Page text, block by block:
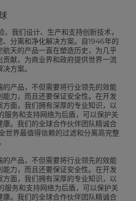
我们设计、生产和支持创新技术，
分离和净化解决方案。自1946年的
天的产品一直在塑造历史，为几乎
献，为商业界和政府提供世界一流
方案。
产品，不但需要将行业领先的效能
力，而且还要保证安全性。在开发
面，我们拥有深厚的专业知识，以
服务和支持网络为后盾，可以保护关
。我们的全球合作伙伴团队精诚合
世界最值得信赖的过滤和分离高完整
产品，不但需要将行业领先的效能
力，而且还要保证安全性。在开发
面，我们拥有深厚的专业知识，以
服务和支持网络为后盾，可以保护关
。我们的全球合作伙伴团队精诚合